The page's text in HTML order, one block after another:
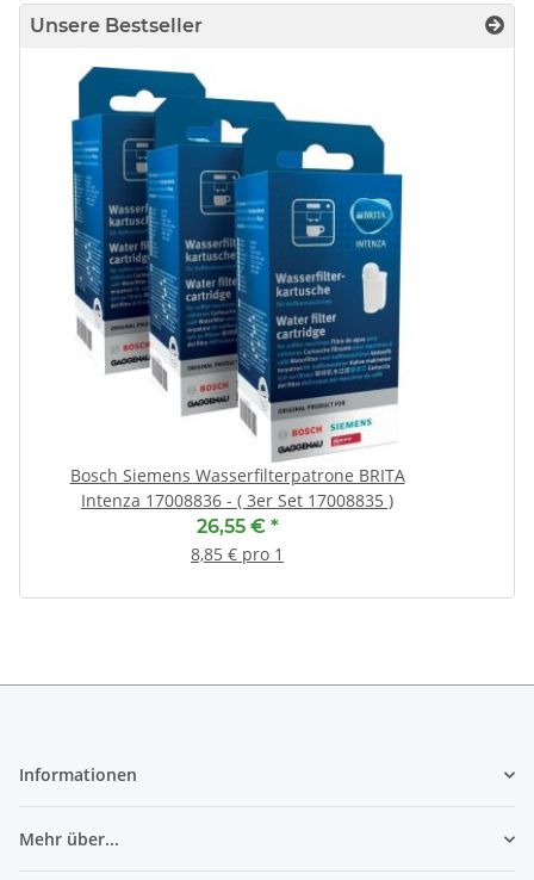
Unsere Bestseller
Bosch Siemens Wasserfilterpatrone BRITA
Intenza 17008836 - ( 3er Set 17008835 )
26,55 € *
8,85 € pro 1
Informationen
Mehr über...